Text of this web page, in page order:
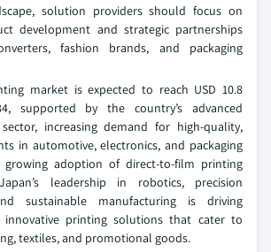
solution providers should focus on
development and strategic partnerships
fashion brands, and packaging
market is expected to reach USD 10.8
supported by the country’s advanced
increasing demand for high-quality,
in automotive, electronics, and packaging
growing adoption of direct-to-film printing
leadership in robotics, precision
sustainable manufacturing is driving
innovative printing solutions that cater to
textiles, and promotional goods.